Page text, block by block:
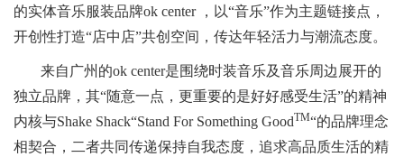
的实体音乐服装品牌ok center ，以“音乐”作为主题链接点，
开创性打造“店中店”共创空间，传达年轻活力与潮流态度。
来自广州的ok center是围绕时装音乐及音乐周边展开的
独立品牌，其“随意一点，更重要的是好好感受生活”的精神
内核与Shake Shack“Stand For Something GoodTM“的品牌理念
相契合，二者共同传递保持自我态度，追求高品质生活的精